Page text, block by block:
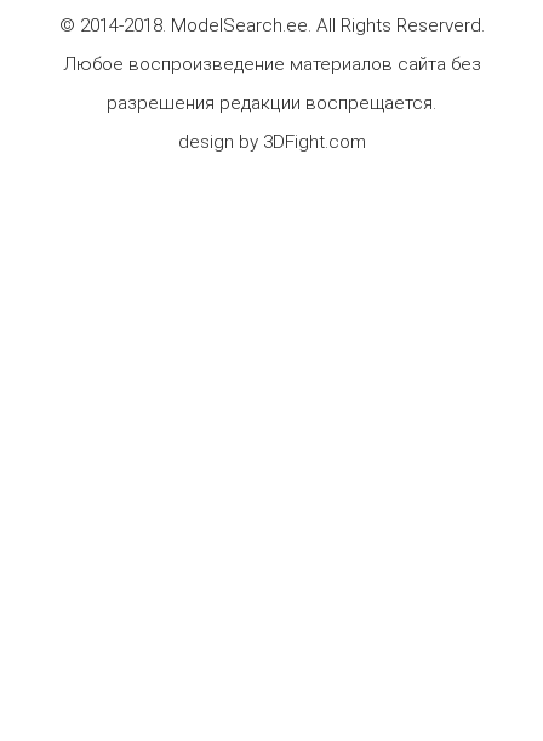
© 2014-2018. ModelSearch.ee. All Rights Reserverd.
Любое воспроизведение материалов сайта без
разрешения редакции воспрещается.
design by 3DFight.com